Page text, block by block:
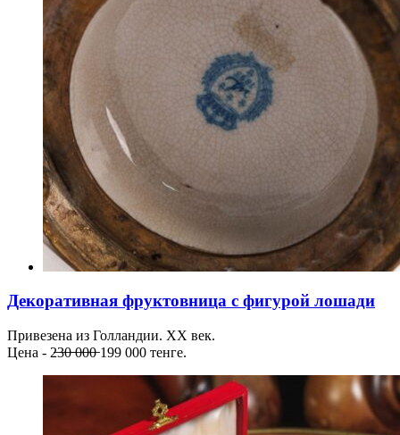
Декоративная фруктовница с фигурой лошади
Привезена из Голландии. ХХ век.
Цена - 2̶3̶0̶ ̶0̶0̶0̶ 199 000 тенге.⠀